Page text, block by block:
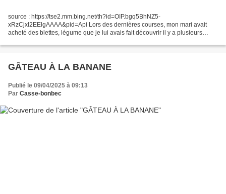
source : https://tse2.mm.bing.net/th?id=OIP.bgq5BhNZ5-
xRzCjxl2EElgAAAA&pid=Api Lors des dernières courses, mon mari avait
acheté des blettes, légume que je lui avais fait découvrir il y a plusieurs
GÂTEAU À LA BANANE
Publié le 09/04/2025 à 09:13
Par Casse-bonbec